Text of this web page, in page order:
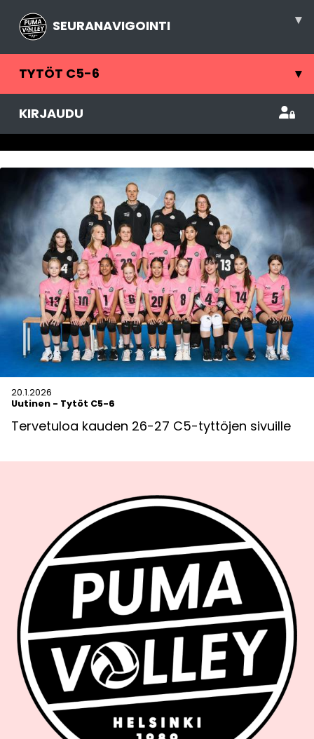
SEURANAVIGOINTI ▾
TYTÖT C5-6 ▾
KIRJAUDU
20.1.2026
Uutinen - Tytöt C5-6
Tervetuloa kauden 26-27 C5-tyttöjen sivuille